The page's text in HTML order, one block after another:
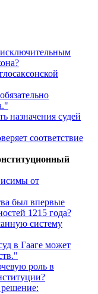
исключительным
назначения судей
соответствие
от
был впервые
1215 года?
систему
в Гааге может
роль в
решение: